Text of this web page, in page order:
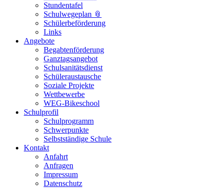
Stundentafel
Schulwegeplan 📎
Schülerbeförderung
Links
Angebote
Begabtenförderung
Ganztagsangebot
Schulsanitätsdienst
Schüleraustausche
Soziale Projekte
Wettbewerbe
WEG-Bikeschool
Schulprofil
Schulprogramm
Schwerpunkte
Selbstständige Schule
Kontakt
Anfahrt
Anfragen
Impressum
Datenschutz